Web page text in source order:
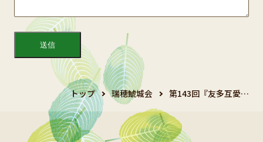
トップ 瑞穂鯱城会 第143回『友多互愛…